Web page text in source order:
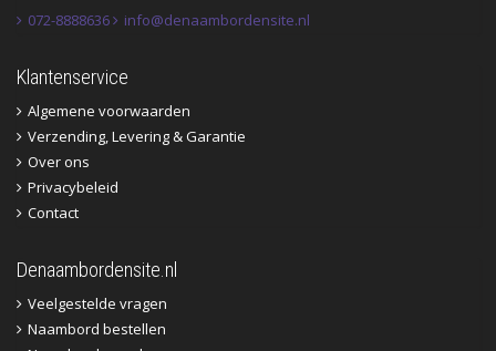
072-8888636 info@denaambordensite.nl
Klantenservice
Algemene voorwaarden
Verzending, Levering & Garantie
Over ons
Privacybeleid
Contact
Denaambordensite.nl
Veelgestelde vragen
Naambord bestellen